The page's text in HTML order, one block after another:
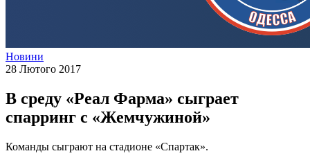
Новини
28 Лютого 2017
В среду «Реал Фарма» сыграет
спарринг с «Жемчужиной»
Команды сыграют на стадионе «Спартак».